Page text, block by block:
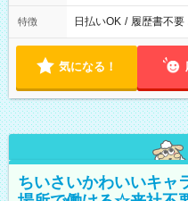
特徴 日払いOK / 履歴書不要
気になる！
ちいさいかわいいキャ